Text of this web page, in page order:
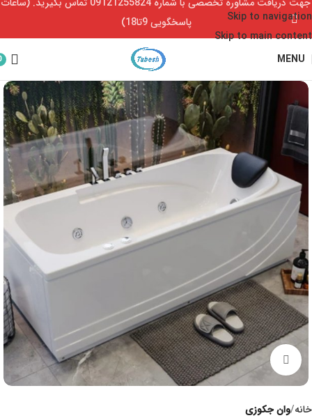
Skip to navigation
Skip to main content
MENU
Click to enlarge
خانه وان جکوزی
پاسخگویی 9تا18)